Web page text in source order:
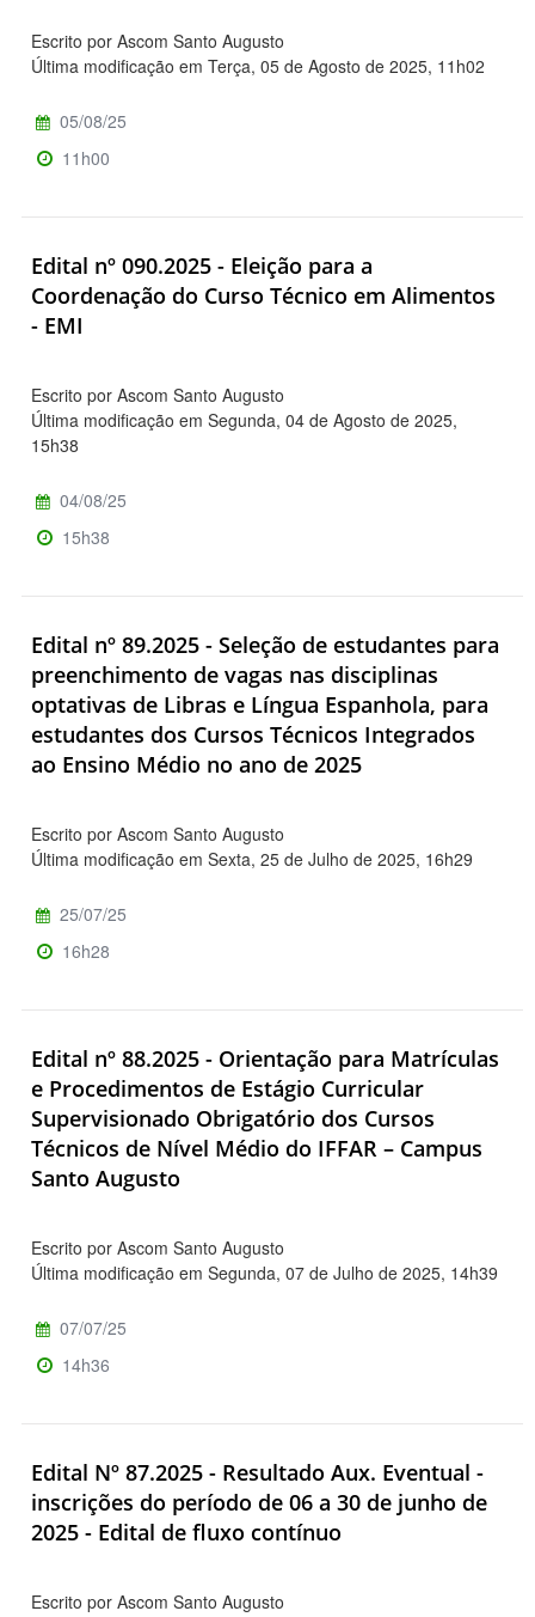
Escrito por Ascom Santo Augusto
Última modificação em Terça, 05 de Agosto de 2025, 11h02
05/08/25
11h00
Edital nº 090.2025 - Eleição para a
Coordenação do Curso Técnico em Alimentos
- EMI
Escrito por Ascom Santo Augusto
Última modificação em Segunda, 04 de Agosto de 2025,
15h38
04/08/25
15h38
Edital nº 89.2025 - Seleção de estudantes para
preenchimento de vagas nas disciplinas
optativas de Libras e Língua Espanhola, para
estudantes dos Cursos Técnicos Integrados
ao Ensino Médio no ano de 2025
Escrito por Ascom Santo Augusto
Última modificação em Sexta, 25 de Julho de 2025, 16h29
25/07/25
16h28
Edital nº 88.2025 - Orientação para Matrículas
e Procedimentos de Estágio Curricular
Supervisionado Obrigatório dos Cursos
Técnicos de Nível Médio do IFFAR – Campus
Santo Augusto
Escrito por Ascom Santo Augusto
Última modificação em Segunda, 07 de Julho de 2025, 14h39
07/07/25
14h36
Edital Nº 87.2025 - Resultado Aux. Eventual -
inscrições do período de 06 a 30 de junho de
2025 - Edital de fluxo contínuo
Escrito por Ascom Santo Augusto